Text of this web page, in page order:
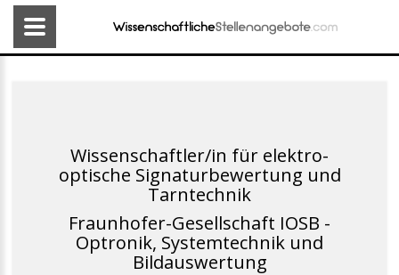
Wissenschaftler/in für elektro-
optische Signaturbewertung und
Tarntechnik
Fraunhofer-Gesellschaft IOSB -
Optronik, Systemtechnik und
Bildauswertung